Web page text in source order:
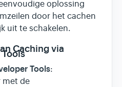
oplossing
door het cachen
uit te schakelen.
Caching via
Tools:
met de